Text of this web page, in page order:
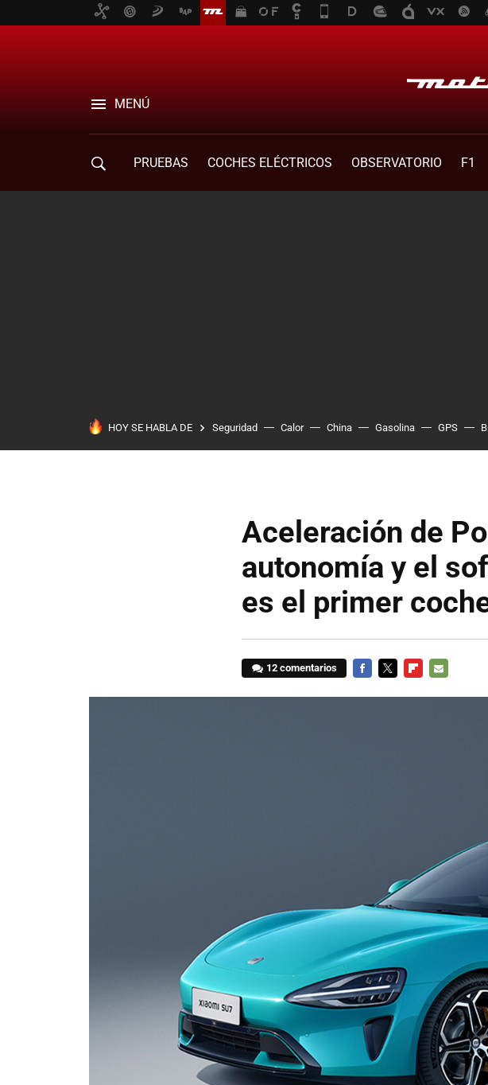
MENÚ
PRUEBAS COCHES ELÉCTRICOS OBSERVATORIO F1
HOY SE HABLA DE Seguridad Calor China Gasolina GPS
Aceleración de
autonomía y el
es el primer
12 comentarios